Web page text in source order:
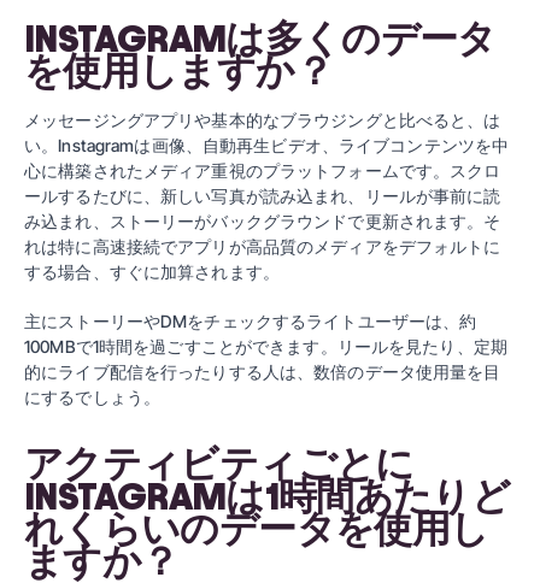
INSTAGRAMは多くのデータ
を使用しますか？
メッセージングアプリや基本的なブラウジングと比べると、は
い。Instagramは画像、自動再生ビデオ、ライブコンテンツを中
心に構築されたメディア重視のプラットフォームです。スクロ
ールするたびに、新しい写真が読み込まれ、リールが事前に読
み込まれ、ストーリーがバックグラウンドで更新されます。そ
れは特に高速接続でアプリが高品質のメディアをデフォルトに
する場合、すぐに加算されます。
主にストーリーやDMをチェックするライトユーザーは、約
100MBで1時間を過ごすことができます。リールを見たり、定期
的にライブ配信を行ったりする人は、数倍のデータ使用量を目
にするでしょう。
アクティビティごとに
INSTAGRAMは1時間あたりど
れくらいのデータを使用し
ますか？